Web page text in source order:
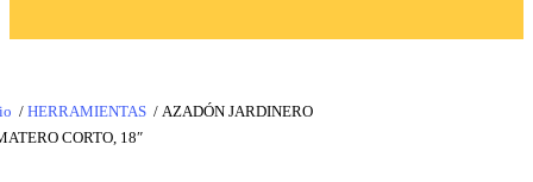
/ HERRAMIENTAS / AZADÓN JARDINERO
CORTO, 18″